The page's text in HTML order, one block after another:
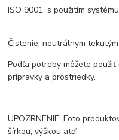
ISO 9001, s použitím
Čistenie: neutrálnym
Podľa potreby môžete
prípravky a prostriedky.
UPOZRNENIE: Foto
šírkou, výškou atď.